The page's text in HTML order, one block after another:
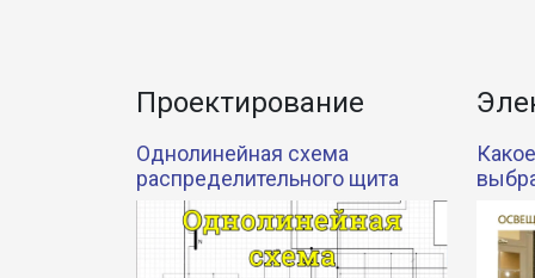
Проектирование
Однолинейная схема
распределительного щита